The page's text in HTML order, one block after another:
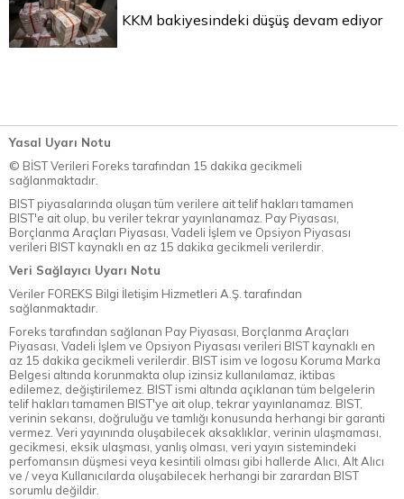
KKM bakiyesindeki düşüş devam ediyor
Yasal Uyarı Notu
© BİST Verileri Foreks tarafından 15 dakika gecikmeli
sağlanmaktadır.
BIST piyasalarında oluşan tüm verilere ait telif hakları tamamen
BIST'e ait olup, bu veriler tekrar yayınlanamaz. Pay Piyasası,
Borçlanma Araçları Piyasası, Vadeli İşlem ve Opsiyon Piyasası
verileri BIST kaynaklı en az 15 dakika gecikmeli verilerdir.
Veri Sağlayıcı Uyarı Notu
Veriler FOREKS Bilgi İletişim Hizmetleri A.Ş. tarafından
sağlanmaktadır.
Foreks tarafından sağlanan Pay Piyasası, Borçlanma Araçları
Piyasası, Vadeli İşlem ve Opsiyon Piyasası verileri BIST kaynaklı en
az 15 dakika gecikmeli verilerdir. BIST isim ve logosu Koruma Marka
Belgesi altında korunmakta olup izinsiz kullanılamaz, iktibas
edilemez, değiştirilemez. BIST ismi altında açıklanan tüm belgelerin
telif hakları tamamen BIST'ye ait olup, tekrar yayınlanamaz. BIST,
verinin sekansı, doğruluğu ve tamlığı konusunda herhangi bir garanti
vermez. Veri yayınında oluşabilecek aksaklıklar, verinin ulaşmaması,
gecikmesi, eksik ulaşması, yanlış olması, veri yayın sistemindeki
perfomansın düşmesi veya kesintili olması gibi hallerde Alıcı, Alt Alıcı
ve / veya Kullanıcılarda oluşabilecek herhangi bir zarardan BIST
sorumlu değildir.